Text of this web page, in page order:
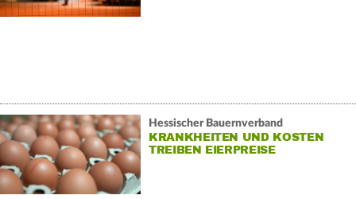
Hessischer Bauernverband
KRANKHEITEN UND KOSTEN
TREIBEN EIERPREISE